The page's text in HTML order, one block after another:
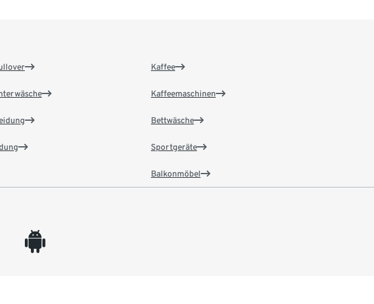
Kaffee
Kaffeemaschinen
Bettwäsche
Sportgeräte
Balkonmöbel
android